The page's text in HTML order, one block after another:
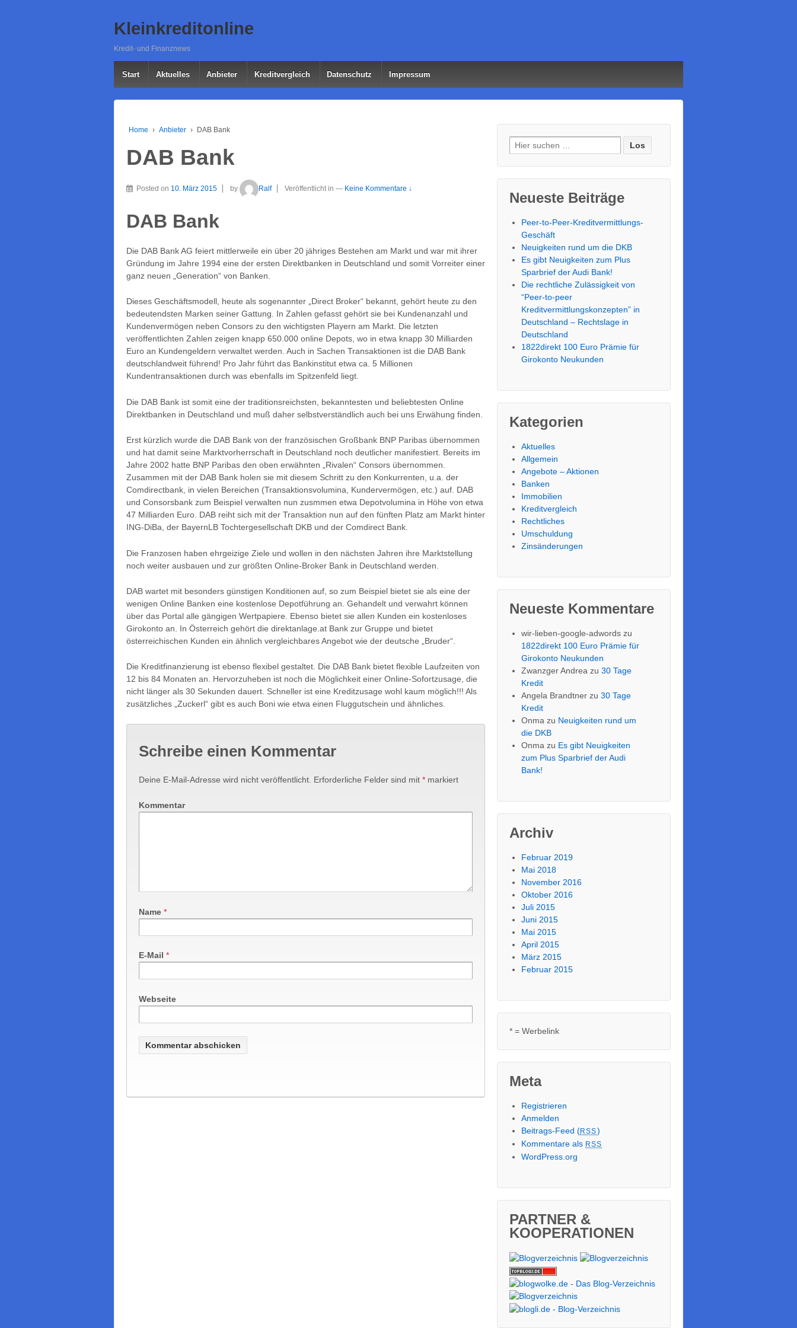
Kleinkreditonline
Kredit- und Finanznews
Start Aktuelles Anbieter Kreditvergleich Datenschutz Impressum
Home › Anbieter › DAB Bank
DAB Bank
Posted on 10. März 2015 by Ralf Veröffentlicht in — Keine Kommentare ↓
DAB Bank
Die DAB Bank AG feiert mittlerweile ein über 20 jähriges Bestehen am Markt und war mit ihrer
Gründung im Jahre 1994 eine der ersten Direktbanken in Deutschland und somit Vorreiter einer
ganz neuen „Generation“ von Banken.
Dieses Geschäftsmodell, heute als sogenannter „Direct Broker“ bekannt, gehört heute zu den
bedeutendsten Marken seiner Gattung. In Zahlen gefasst gehört sie bei Kundenanzahl und
Kundenvermögen neben Consors zu den wichtigsten Playern am Markt. Die letzten
veröffentlichten Zahlen zeigen knapp 650.000 online Depots, wo in etwa knapp 30 Milliarden
Euro an Kundengeldern verwaltet werden. Auch in Sachen Transaktionen ist die DAB Bank
deutschlandweit führend! Pro Jahr führt das Bankinstitut etwa ca. 5 Millionen
Kundentransaktionen durch was ebenfalls im Spitzenfeld liegt.
Die DAB Bank ist somit eine der traditionsreichsten, bekanntesten und beliebtesten Online
Direktbanken in Deutschland und muß daher selbstverständlich auch bei uns Erwähung finden.
Erst kürzlich wurde die DAB Bank von der französischen Großbank BNP Paribas übernommen
und hat damit seine Marktvorherrschaft in Deutschland noch deutlicher manifestiert. Bereits im
Jahre 2002 hatte BNP Paribas den oben erwähnten „Rivalen“ Consors übernommen.
Zusammen mit der DAB Bank holen sie mit diesem Schritt zu den Konkurrenten, u.a. der
Comdirectbank, in vielen Bereichen (Transaktionsvolumina, Kundervermögen, etc.) auf. DAB
und Consorsbank zum Beispiel verwalten nun zusmmen etwa Depotvolumina in Höhe von etwa
47 Milliarden Euro. DAB reiht sich mit der Transaktion nun auf den fünften Platz am Markt hinter
ING-DiBa, der BayernLB Tochtergesellschaft DKB und der Comdirect Bank.
Die Franzosen haben ehrgeizige Ziele und wollen in den nächsten Jahren ihre Marktstellung
noch weiter ausbauen und zur größten Online-Broker Bank in Deutschland werden.
DAB wartet mit besonders günstigen Konditionen auf, so zum Beispiel bietet sie als eine der
wenigen Online Banken eine kostenlose Depotführung an. Gehandelt und verwahrt können
über das Portal alle gängigen Wertpapiere. Ebenso bietet sie allen Kunden ein kostenloses
Girokonto an. In Österreich gehört die direktanlage.at Bank zur Gruppe und bietet
österreichischen Kunden ein ähnlich vergleichbares Angebot wie der deutsche „Bruder“.
Die Kreditfinanzierung ist ebenso flexibel gestaltet. Die DAB Bank bietet flexible Laufzeiten von
12 bis 84 Monaten an. Hervorzuheben ist noch die Möglichkeit einer Online-Sofortzusage, die
nicht länger als 30 Sekunden dauert. Schneller ist eine Kreditzusage wohl kaum möglich!!! Als
zusätzliches „Zuckerl“ gibt es auch Boni wie etwa einen Fluggutschein und ähnliches.
Schreibe einen Kommentar
Deine E-Mail-Adresse wird nicht veröffentlicht. Erforderliche Felder sind mit * markiert
Kommentar
Name *
E-Mail *
Webseite
Suche nach:
Neueste Beiträge
Peer-to-Peer-Kreditvermittlungs-
Geschäft
Neuigkeiten rund um die DKB
Es gibt Neuigkeiten zum Plus
Sparbrief der Audi Bank!
Die rechtliche Zulässigkeit von
“Peer-to-peer
Kreditvermittlungskonzepten” in
Deutschland – Rechtslage in
Deutschland
1822direkt 100 Euro Prämie für
Girokonto Neukunden
Kategorien
Aktuelles
Allgemein
Angebote – Aktionen
Banken
Immobilien
Kreditvergleich
Rechtliches
Umschuldung
Zinsänderungen
Neueste Kommentare
wir-lieben-google-adwords zu
1822direkt 100 Euro Prämie für
Girokonto Neukunden
Zwanzger Andrea zu30 Tage
Kredit
Angela Brandtner zu30 Tage
Kredit
Onma zu Neuigkeiten rund um
die DKB
Onma zu Es gibt Neuigkeiten
zum Plus Sparbrief der Audi
Bank!
Archiv
Februar 2019
Mai 2018
November 2016
Oktober 2016
Juli 2015
Juni 2015
Mai 2015
April 2015
März 2015
Februar 2015
* = Werbelink
Meta
Registrieren
Anmelden
Beitrags-Feed (RSS)
Kommentare als RSS
WordPress.org
PARTNER &
KOOPERATIONEN